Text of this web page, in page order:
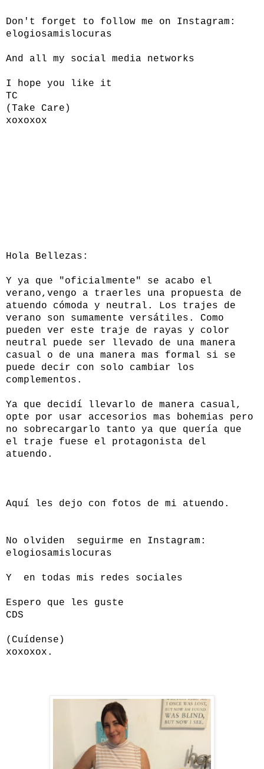
Don't forget to follow me on Instagram:
elogiosamislocuras
And all my social media networks
I hope you like it
TC
(Take Care)
xoxoxox
Hola Bellezas:
Y ya que "oficialmente" se acabo el
verano,vengo a traerles una propuesta de
atuendo cómoda y neutral. Los trajes de
verano son sumamente versátiles. Como
pueden ver este traje de rayas y color
neutral puede ser llevado de una manera
casual o de una manera mas formal si se
puede decir con solo cambiar los
complementos.
Ya que decidí llevarlo de manera casual,
opte por usar accesorios mas bohemias pero
no sobrecargarlo tanto ya que quería que
el traje fuese el protagonista del
atuendo.
Aquí les dejo con fotos de mi atuendo.
No olviden seguirme en Instagram:
elogiosamislocuras
Y en todas mis redes sociales
Espero que les guste
CDS
(Cuídense)
xoxoxox.